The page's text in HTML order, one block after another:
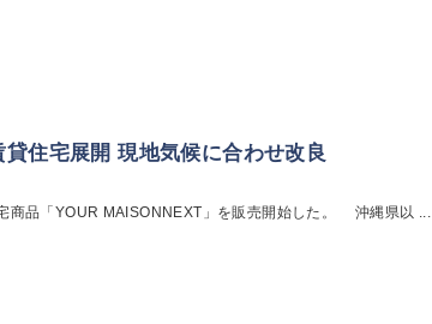
住宅展開 現地気候に合わせ改良
商品「YOUR MAISONNEXT」を販売開始した。 沖縄県以 ...